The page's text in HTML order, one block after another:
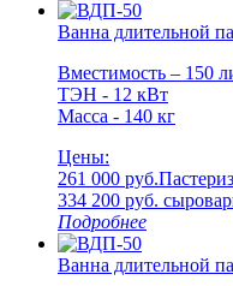
Ванна длительной
Вместимость – 150
ТЭН - 12 кВт
Масса - 140 кг
Цены:
261 000 руб.
334 200 руб.
Подробнее
Ванна длительной